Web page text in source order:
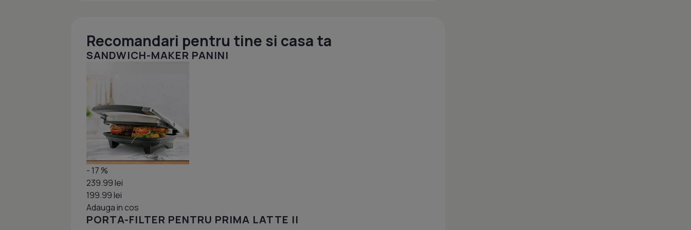
Recomandari pentru tine si casa ta
SANDWICH-MAKER PANINI
- 17 %
239.99 lei
199.99 lei
Adauga in cos
PORTA-FILTER PENTRU PRIMA LATTE II